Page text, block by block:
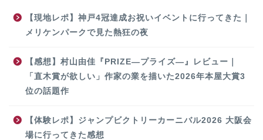
【現地レポ】神戸4冠達成お祝いイベントに行ってきた｜
メリケンパークで見た熱狂の夜
【感想】村山由佳『PRIZE―プライズ―』レビュー｜
「直木賞が欲しい」作家の業を描いた2026年本屋大賞3
位の話題作
【体験レポ】ジャンプビクトリーカーニバル2026 大阪会
場に行ってきた感想